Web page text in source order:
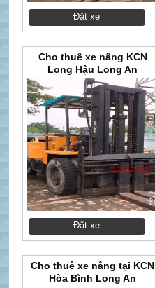
Đặt xe
Cho thuê xe nâng KCN
Long Hậu Long An
Đặt xe
Cho thuê xe nâng tại KCN
Hòa Bình Long An